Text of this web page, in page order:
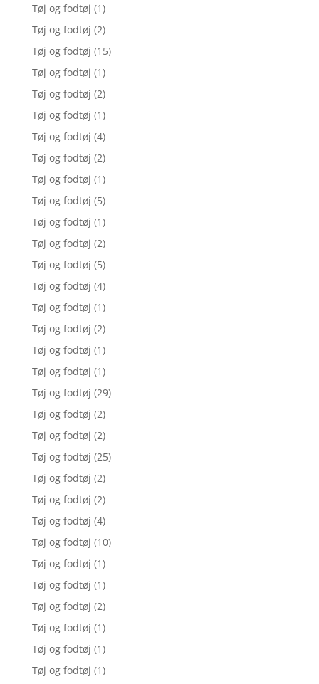
Tøj og fodtøj (1)
Tøj og fodtøj (2)
Tøj og fodtøj (15)
Tøj og fodtøj (1)
Tøj og fodtøj (2)
Tøj og fodtøj (1)
Tøj og fodtøj (4)
Tøj og fodtøj (2)
Tøj og fodtøj (1)
Tøj og fodtøj (5)
Tøj og fodtøj (1)
Tøj og fodtøj (2)
Tøj og fodtøj (5)
Tøj og fodtøj (4)
Tøj og fodtøj (1)
Tøj og fodtøj (2)
Tøj og fodtøj (1)
Tøj og fodtøj (1)
Tøj og fodtøj (29)
Tøj og fodtøj (2)
Tøj og fodtøj (2)
Tøj og fodtøj (25)
Tøj og fodtøj (2)
Tøj og fodtøj (2)
Tøj og fodtøj (4)
Tøj og fodtøj (10)
Tøj og fodtøj (1)
Tøj og fodtøj (1)
Tøj og fodtøj (2)
Tøj og fodtøj (1)
Tøj og fodtøj (1)
Tøj og fodtøj (1)